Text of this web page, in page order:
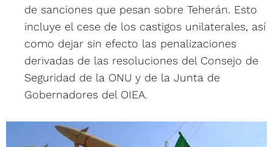
de sanciones que pesan sobre Teherán. Esto
incluye el cese de los castigos unilaterales, así
como dejar sin efecto las penalizaciones
derivadas de las resoluciones del Consejo de
Seguridad de la ONU y de la Junta de
Gobernadores del OIEA.